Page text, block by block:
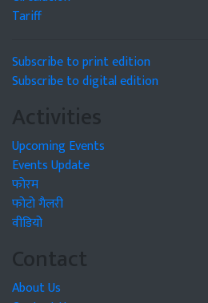
Tariff
Subscribe to print edition
Subscribe to digital edition
Activities
Upcoming Events
Events Update
फोरम
फोटो गैलरी
वीडियो
Contact
About Us